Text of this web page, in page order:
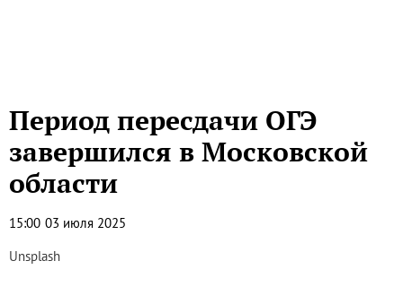
Период пересдачи ОГЭ
завершился в Московской
области
15:00 03 июля 2025
Unsplash